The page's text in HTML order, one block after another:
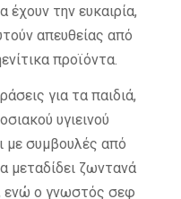
έχουν την ευκαιρία,
απευθείας από
προϊόντα.
για τα παιδιά,
υγιεινού
με συμβουλές από
μεταδίδει ζωντανά
ενώ ο γνωστός σεφ